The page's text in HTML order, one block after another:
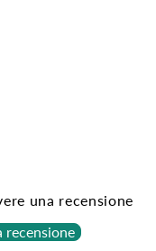
una recensione
recensione